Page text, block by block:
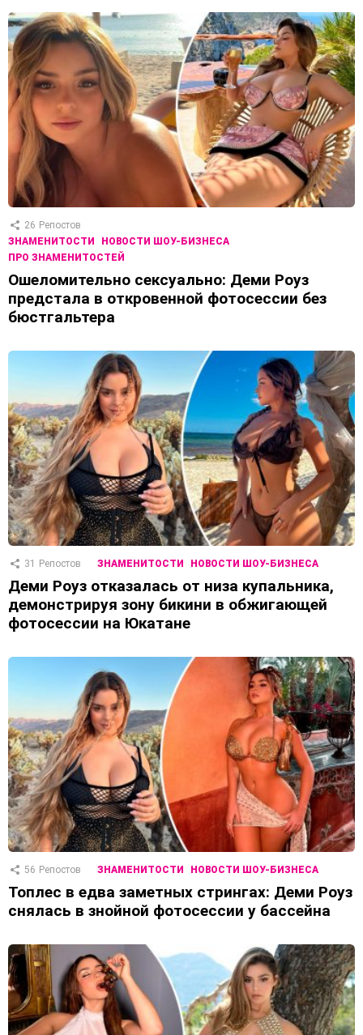
26 Репостов
ЗНАМЕНИТОСТИ
НОВОСТИ ШОУ-БИЗНЕСА
ПРО ЗНАМЕНИТОСТЕЙ
Ошеломительно сексуально: Деми Роуз
предстала в откровенной фотосессии без
бюстгальтера
31 Репостов ЗНАМЕНИТОСТИ НОВОСТИ ШОУ-БИЗНЕСА
Деми Роуз отказалась от низа купальника,
демонстрируя зону бикини в обжигающей
фотосессии на Юкатане
56 Репостов ЗНАМЕНИТОСТИ НОВОСТИ ШОУ-БИЗНЕСА
Топлес в едва заметных стрингах: Деми Роуз
снялась в знойной фотосессии у бассейна